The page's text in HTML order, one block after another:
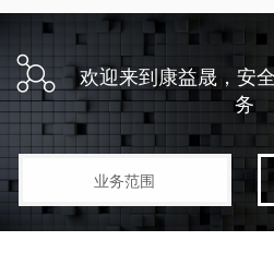
欢迎来到康益晟，安
务
业务范围